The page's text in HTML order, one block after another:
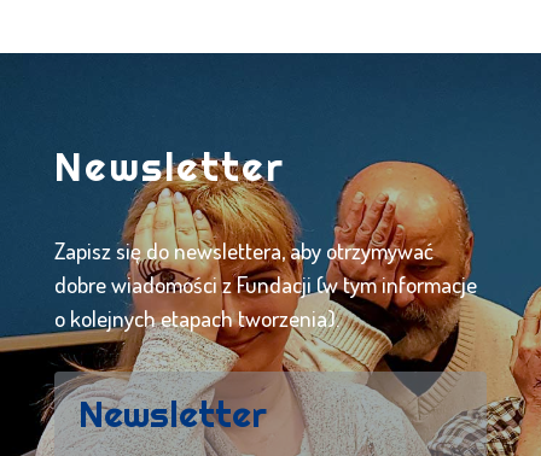
Newsletter
Zapisz się do newslettera, aby otrzymywać
dobre wiadomości z Fundacji (w tym informacje
o kolejnych etapach tworzenia).
Newsletter